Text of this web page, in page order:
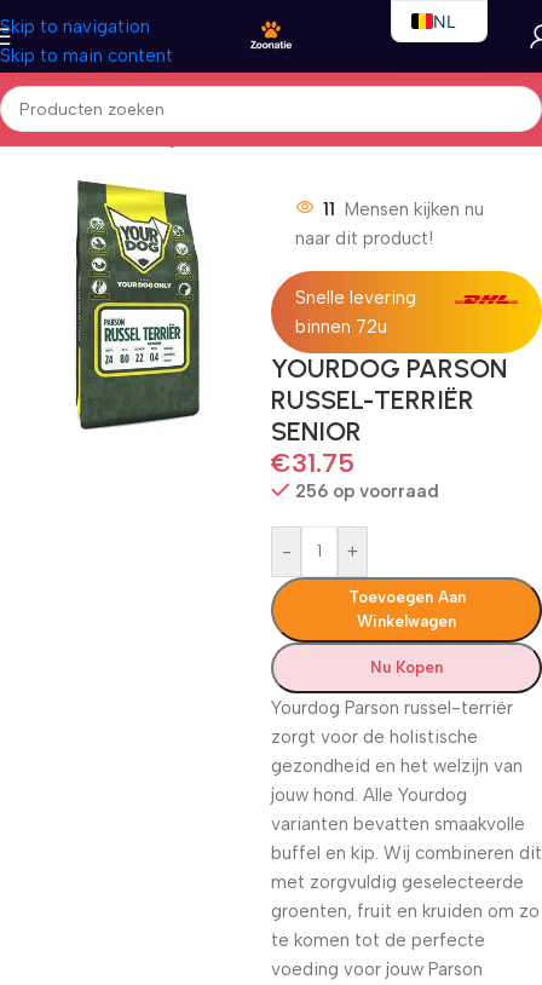
Skip to navigation
Skip to main content
Home/Honden/Droogvoer
11 Mensen kijken nu
naar dit product!
Snelle levering
binnen 72u
YOURDOG PARSON
RUSSEL-TERRIËR
SENIOR
€31.75
256 op voorraad
- +
Toevoegen Aan
Winkelwagen
Nu Kopen
Yourdog Parson russel-terriër
zorgt voor de holistische
gezondheid en het welzijn van
jouw hond. Alle Yourdog
varianten bevatten smaakvolle
buffel en kip. Wij combineren dit
met zorgvuldig geselecteerde
groenten, fruit en kruiden om zo
te komen tot de perfecte
voeding voor jouw Parson
NL